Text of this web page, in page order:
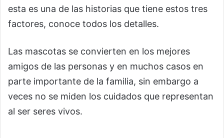
esta es una de las historias que tiene estos tres
factores, conoce todos los detalles.
Las mascotas se convierten en los mejores
amigos de las personas y en muchos casos en
parte importante de la familia, sin embargo a
veces no se miden los cuidados que representan
al ser seres vivos.